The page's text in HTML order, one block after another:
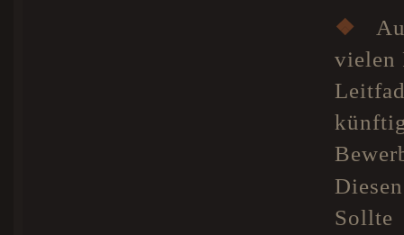
❖
vielen
Sollte